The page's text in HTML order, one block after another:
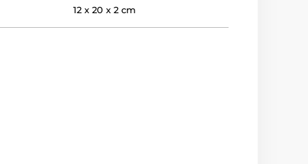
12 x 20 x 2 cm